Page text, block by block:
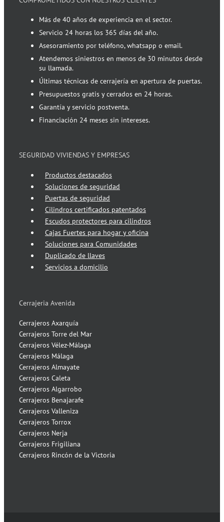
Más de 40 años de experiencia en el sector.
Servicio 24 horas los 365 días del año.
Asesoramiento por teléfono, whatsapp o email.
Atendemos siniestros en menos de 30 minutos desde
su llamada.
Últimas técnicas de cerrajería en apertura de puertas.
Presupuestos gratis y cerrados en 24 horas.
Garantía y servicio postventa.
Financiación 24 meses sin intereses.
SEGURIDAD VIVIENDAS Y EMPRESAS
Productos destacados
Soluciones de seguridad
Puertas de seguridad
Cilindros certificados patentados
Escudos protectores para cilindros
Cajas Fuertes para hogar y oficina
Soluciones para Comunidades
Duplicado de llaves
Servicios a domicilio
Cerrajeria Avenida
Cerrajeros Axarquía
Cerrajeros Torre del Mar
Cerrajeros Vélez-Málaga
Cerrajeros Málaga
Cerrajeros Almayate
Cerrajeros Caleta
Cerrajeros Algarrobo
Cerrajeros Benajarafe
Cerrajeros Valleniza
Cerrajeros Torrox
Cerrajeros Nerja
Cerrajeros Frigiliana
Cerrajeros Rincón de la Victoria